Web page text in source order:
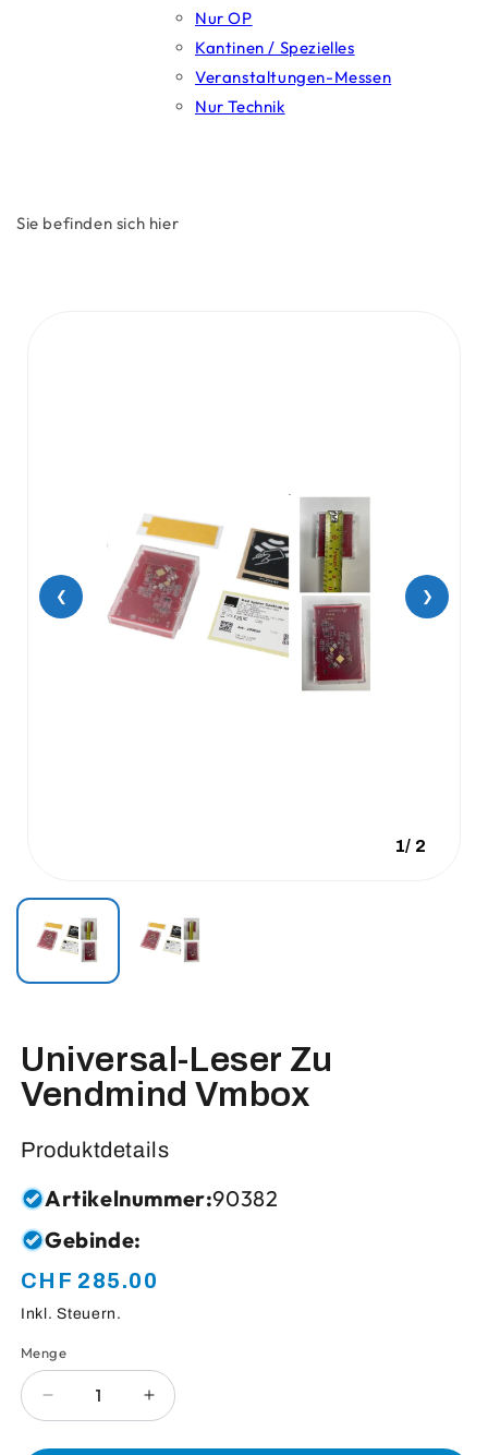
Nur OP
Kantinen / Spezielles
Veranstaltungen-Messen
Nur Technik
Sie befinden sich hier
❮ ❯
1/ 2
Universal-Leser Zu
Vendmind Vmbox
Produktdetails
Artikelnummer:90382
Gebinde:
Normaler
Preis
CHF 285.00
Inkl. Steuern.
Anzahl
Menge
Verringere
die
Menge
Erhöhe
die
Menge